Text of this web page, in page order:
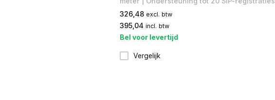
326,48 excl. btw
395,04 incl. btw
Bel voor levertijd
Vergelijk